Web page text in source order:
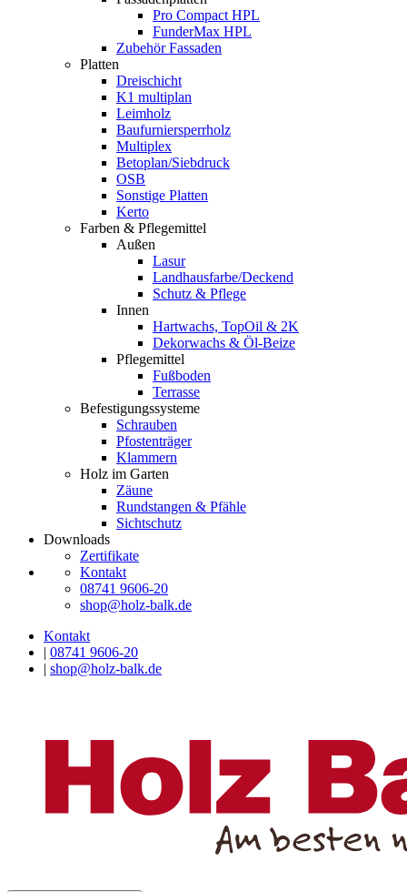
Pro Compact HPL
FunderMax HPL
Zubehör Fassaden
Platten
Dreischicht
K1 multiplan
Leimholz
Baufurniersperrholz
Multiplex
Betoplan/Siebdruck
OSB
Sonstige Platten
Kerto
Farben & Pflegemittel
Außen
Lasur
Landhausfarbe/Deckend
Schutz & Pflege
Innen
Hartwachs, TopOil & 2K
Dekorwachs & Öl-Beize
Pflegemittel
Fußboden
Terrasse
Befestigungssysteme
Schrauben
Pfostenträger
Klammern
Holz im Garten
Zäune
Rundstangen & Pfähle
Sichtschutz
Downloads
Zertifikate
Kontakt
08741 9606-20
shop@holz-balk.de
Kontakt
| 08741 9606-20
| shop@holz-balk.de